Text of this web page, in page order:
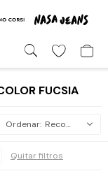
FUCSIA
Recomendados
Quitar filtros